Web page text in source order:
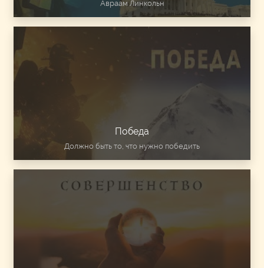
Авраам Линкольн
Победа
Должно быть то, что нужно победить